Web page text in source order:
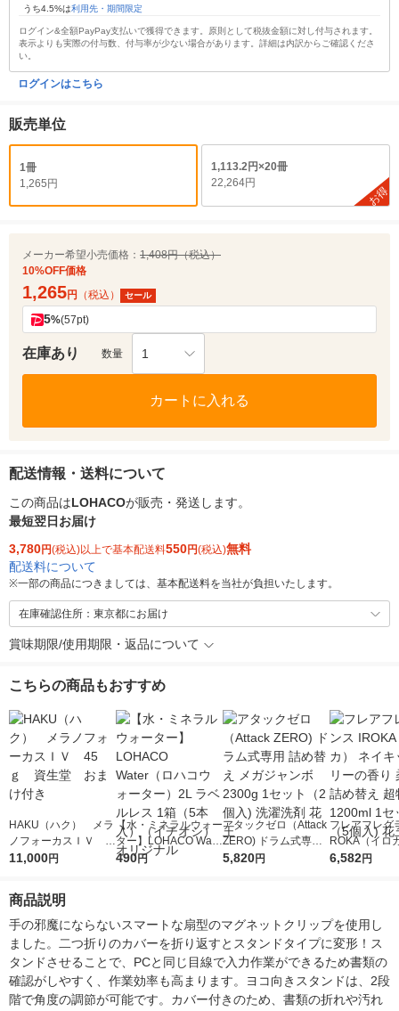
うち4.5%は利用先・期間限定
ログイン&全額PayPay支払いで獲得できます。原則として税抜金額に対し付与されます。
表示よりも実際の付与数、付与率が少ない場合があります。詳細は内訳からご確認くださ
い。
ログインはこちら
販売単位
1冊
1,265円
1,113.2円×20冊
22,264円
お得
メーカー希望小売価格： 1,408円（税込）
10%OFF価格
1,265円 （税込） セール
5%(57pt)
在庫あり 数量 1
カートに入れる
配送情報・送料について
この商品はLOHACOが販売・発送します。
最短翌日お届け
3,780円(税込)以上で基本配送料550円(税込)無料
配送料について
※一部の商品につきましては、基本配送料を当社が負担いたします。
在庫確認住所：東京都にお届け
賞味期限/使用期限・返品について
こちらの商品もおすすめ
HAKU（ハク） メラ
ノフォーカスＩＶ 4
5ｇ 資生堂 おまけ
11,000円
【水・ミネラルウォー
ター】LOHACO Wate
r（ロハコウォータ
490円
アタックゼロ（Attack
ZERO) ドラム式専用
詰め替え メガジャン
5,820円
フレアフレグ
ROKA（イロ
イキッドリリ
6,582円
商品説明
手の邪魔にならないスマートな扇型のマグネットクリップを使用し
ました。二つ折りのカバーを折り返すとスタンドタイプに変形！ス
タンドさせることで、PCと同じ目線で入力作業ができるため書類の
確認がしやすく、作業効率も高まります。ヨコ向きスタンドは、2段
階で角度の調節が可能です。カバー付きのため、書類の折れや汚れ